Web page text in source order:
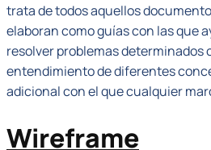
trata de todos aquellos
elaboran como guías con las que
resolver problemas determinados
entendimiento de diferentes
adicional con el que cualquier
Wireframe